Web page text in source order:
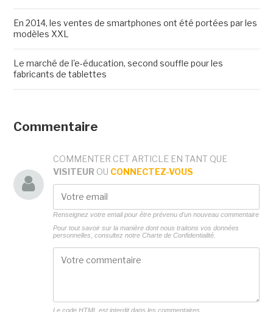
En 2014, les ventes de smartphones ont été portées par les
modèles XXL
Le marché de l'e-éducation, second souffle pour les
fabricants de tablettes
Commentaire
COMMENTER CET ARTICLE EN TANT QUE
VISITEUR OU CONNECTEZ-VOUS
Renseignez votre email pour être prévenu d'un nouveau commentaire
Pour tout savoir sur la manière dont nous traitons vos données
personnelles, consultez notre Charte de Confidentialité.
Le code HTML est interdit dans les commentaires